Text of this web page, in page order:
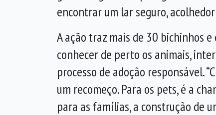
encontrar um lar seguro,
A ação traz mais de 30 bichinhos
conhecer de perto os animais,
processo de adoção responsável.
um recomeço. Para os pets, é a
para as famílias, a construção de